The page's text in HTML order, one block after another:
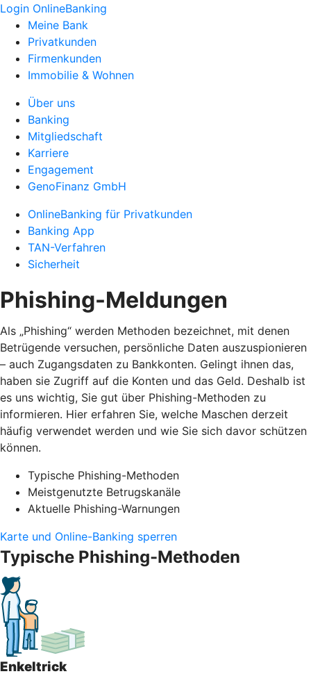
Login OnlineBanking
Meine Bank
Privatkunden
Firmenkunden
Immobilie & Wohnen
Über uns
Banking
Mitgliedschaft
Karriere
Engagement
GenoFinanz GmbH
OnlineBanking für Privatkunden
Banking App
TAN-Verfahren
Sicherheit
Phishing-Meldungen
Als „Phishing“ werden Methoden bezeichnet, mit denen
Betrügende versuchen, persönliche Daten auszuspionieren
– auch Zugangsdaten zu Bankkonten. Gelingt ihnen das,
haben sie Zugriff auf die Konten und das Geld. Deshalb ist
es uns wichtig, Sie gut über Phishing-Methoden zu
informieren. Hier erfahren Sie, welche Maschen derzeit
häufig verwendet werden und wie Sie sich davor schützen
können.
Typische Phishing-Methoden
Meistgenutzte Betrugskanäle
Aktuelle Phishing-Warnungen
Karte und Online-Banking sperren
Typische Phishing-Methoden
Enkeltrick